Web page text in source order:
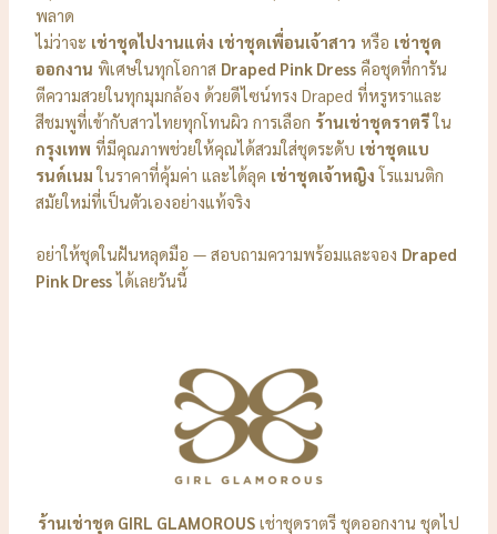
พลาด
ไม่ว่าจะ เช่าชุดไปงานแต่ง เช่าชุดเพื่อนเจ้าสาว หรือ เช่าชุด
ออกงาน พิเศษในทุกโอกาส Draped Pink Dress คือชุดที่การัน
ตีความสวยในทุกมุมกล้อง ด้วยดีไซน์ทรง Draped ที่หรูหราและ
สีชมพูที่เข้ากับสาวไทยทุกโทนผิว การเลือก ร้านเช่าชุดราตรีใน
กรุงเทพ ที่มีคุณภาพช่วยให้คุณได้สวมใส่ชุดระดับ เช่าชุดแบ
รนด์เนมในราคาที่คุ้มค่า และได้ลุค เช่าชุดเจ้าหญิง โรแมนติก
สมัยใหม่ที่เป็นตัวเองอย่างแท้จริง
อย่าให้ชุดในฝันหลุดมือ — สอบถามความพร้อมและจอง Draped
Pink Dressได้เลยวันนี้
ร้านเช่าชุด GIRL GLAMOROUS เช่าชุดราตรี ชุดออกงาน ชุดไป